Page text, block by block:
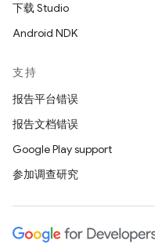
下载 Studio
Android NDK
支持
报告平台错误
报告文档错误
Google Play support
参加调查研究